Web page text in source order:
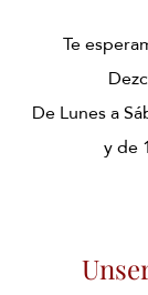
Te
​De Lunes a
y de